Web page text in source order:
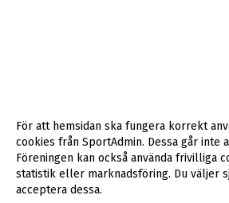
För att hemsidan ska fungera korrekt
cookies från SportAdmin. Dessa går inte
Föreningen kan också använda frivilliga
statistik eller marknadsföring. Du väljer
acceptera dessa.